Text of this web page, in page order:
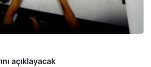
açıklayacak